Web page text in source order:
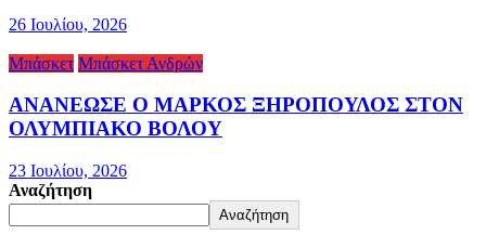
26 Ιουλίου, 2026
Μπάσκετ Μπάσκετ Ανδρών
ΑΝΑΝΕΩΣΕ Ο ΜΑΡΚΟΣ ΞΗΡΟΠΟΥΛΟΣ ΣΤΟΝ
ΟΛΥΜΠΙΑΚΟ ΒΟΛΟΥ
23 Ιουλίου, 2026
Αναζήτηση
Αναζήτηση